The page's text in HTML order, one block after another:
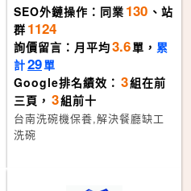
SEO外鏈操作：同業 130 、站
群 1124
詢價留言：月平均3.6單， 累
計29單
Google排名績效： 3組在前
三頁， 3組前十
台南洗碗機保養,解決餐廳缺工
洗碗